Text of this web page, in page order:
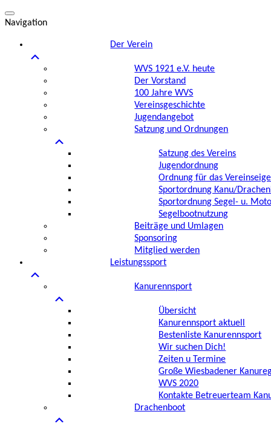
Navigation
Der Verein
WVS 1921 e.V. heute
Der Vorstand
100 Jahre WVS
Vereinsgeschichte
Jugendangebot
Satzung und Ordnungen
Satzung des Vereins
Jugendordnung
Ordnung für das
Sportordnung Kanu/
Sportordnung Segel- u.
Segelbootnutzung
Beiträge und Umlagen
Sponsoring
Mitglied werden
Leistungssport
Kanurennsport
Übersicht
Kanurennsport aktuell
Bestenliste Kanurennsport
Wir suchen Dich!
Zeiten u Termine
Große Wiesbadener
WVS 2020
Kontakte Betreuerteam
Drachenboot